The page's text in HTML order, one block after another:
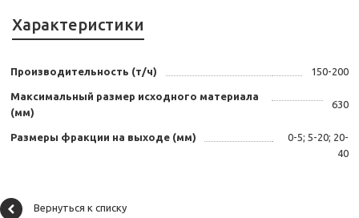
Характеристики
Производительность (т/ч) 150-200
Максимальный размер исходного материала
(мм)
630
Размеры фракции на выходе (мм)
0-5; 5-20; 20-
40
Вернуться к списку